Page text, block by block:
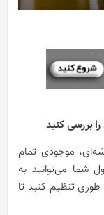
بررسی کنید
موجودی تمام
شما می‌توانید به
تنظیم کنید تا